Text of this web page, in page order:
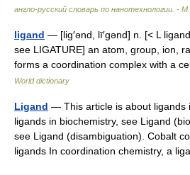
англо-русский словарь по нанотехнологии. - М.
ligand — [lig′ənd, lī′gənd] n. [< L
see LIGATURE] an atom, group, ion,
forms a coordination complex with a
World dictionary
Ligand — This article is about ligands
ligands in biochemistry, see Ligand
see Ligand (disambiguation). Cobalt
ligands In coordination chemistry, a